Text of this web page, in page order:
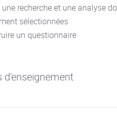
recherche et une analyse
sélectionnées
un questionnaire
d'enseignement